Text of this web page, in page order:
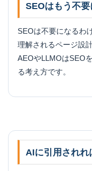
SEOはもう不要
SEOは不要になるわ
理解されるページ設
AEOやLLMOはSEO
る考え方です。
AIに引用されれ